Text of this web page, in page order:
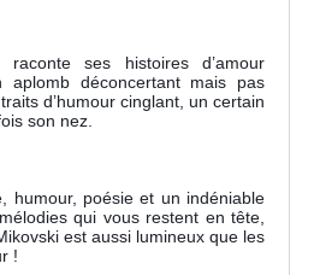
ses histoires d’amour
aplomb déconcertant mais pas
d’humour cinglant, un certain
son nez.
humour, poésie et un indéniable
qui vous restent en tête,
est aussi lumineux que les
!